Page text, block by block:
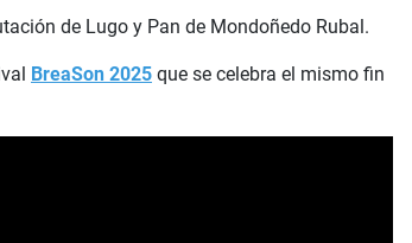
de Lugo y Pan de Mondoñedo Rubal.
BreaSon 2025 que se celebra el mismo fin